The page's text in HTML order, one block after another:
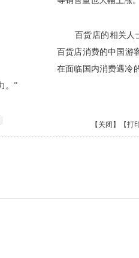
百货店的相关人
百货店消费的中国游
在面临国内消费遇冷
。”
【关闭】 【打